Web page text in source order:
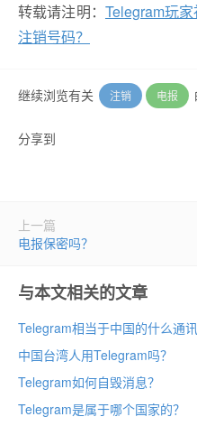
转载请注明： Telegram玩
注销号码？
继续浏览有关 注销 电报
分享到
上一篇
电报保密吗？
与本文相关的文章
Telegram相当于中国的什么通讯
中国台湾人用Telegram吗？
Telegram如何自毁消息？
Telegram是属于哪个国家的？